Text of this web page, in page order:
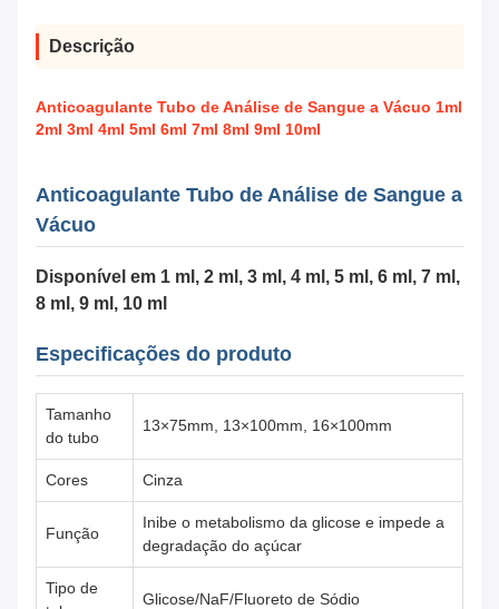
Descrição
Anticoagulante Tubo de Análise de Sangue a Vácuo 1ml
2ml 3ml 4ml 5ml 6ml 7ml 8ml 9ml 10ml
Anticoagulante Tubo de Análise de Sangue a
Vácuo
Disponível em 1 ml, 2 ml, 3 ml, 4 ml, 5 ml, 6 ml, 7 ml,
8 ml, 9 ml, 10 ml
Especificações do produto
Tamanho
do tubo
13×75mm, 13×100mm, 16×100mm
Cores Cinza
Função
Inibe o metabolismo da glicose e impede a
degradação do açúcar
Tipo de
Glicose/NaF/Fluoreto de Sódio